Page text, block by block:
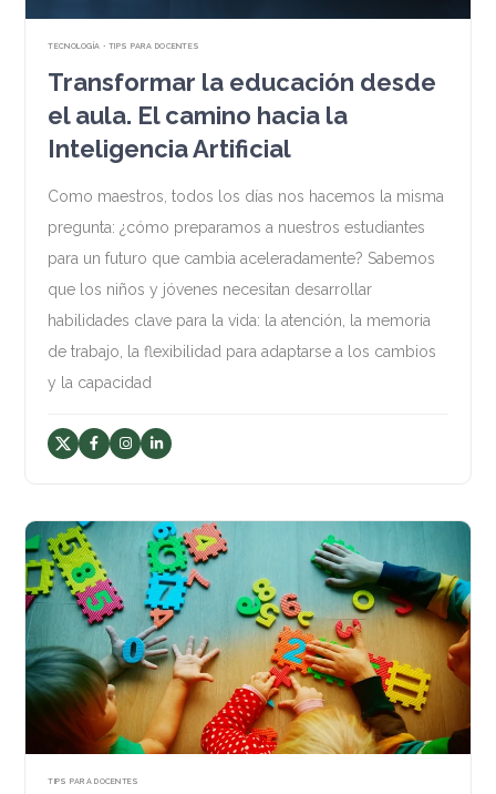
TECNOLOGÍA • TIPS PARA DOCENTES
Transformar la educación desde
el aula. El camino hacia la
Inteligencia Artificial
Como maestros, todos los días nos hacemos la misma
pregunta: ¿cómo preparamos a nuestros estudiantes
para un futuro que cambia aceleradamente? Sabemos
que los niños y jóvenes necesitan desarrollar
habilidades clave para la vida: la atención, la memoria
de trabajo, la flexibilidad para adaptarse a los cambios
y la capacidad
TIPS PARA DOCENTES